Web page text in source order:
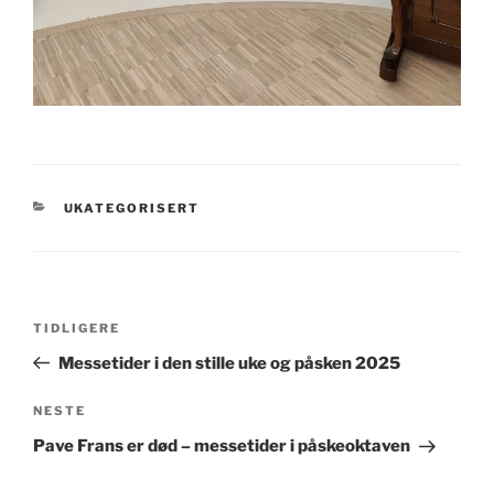
KATEGORIER
UKATEGORISERT
Forrige
innlegg
TIDLIGERE
Messetider i den stille uke og påsken 2025
Neste
innlegg
NESTE
Pave Frans er død – messetider i påskeoktaven